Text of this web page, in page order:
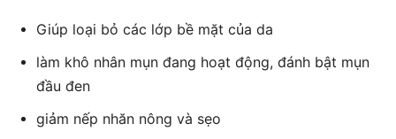
Giúp loại bỏ các lớp bề mặt của da
làm khô nhân mụn đang hoạt động, đánh bật mụn
đầu đen
giảm nếp nhăn nông và sẹo